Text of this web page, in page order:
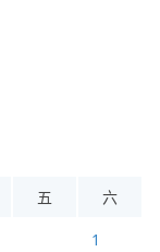
五 六
1